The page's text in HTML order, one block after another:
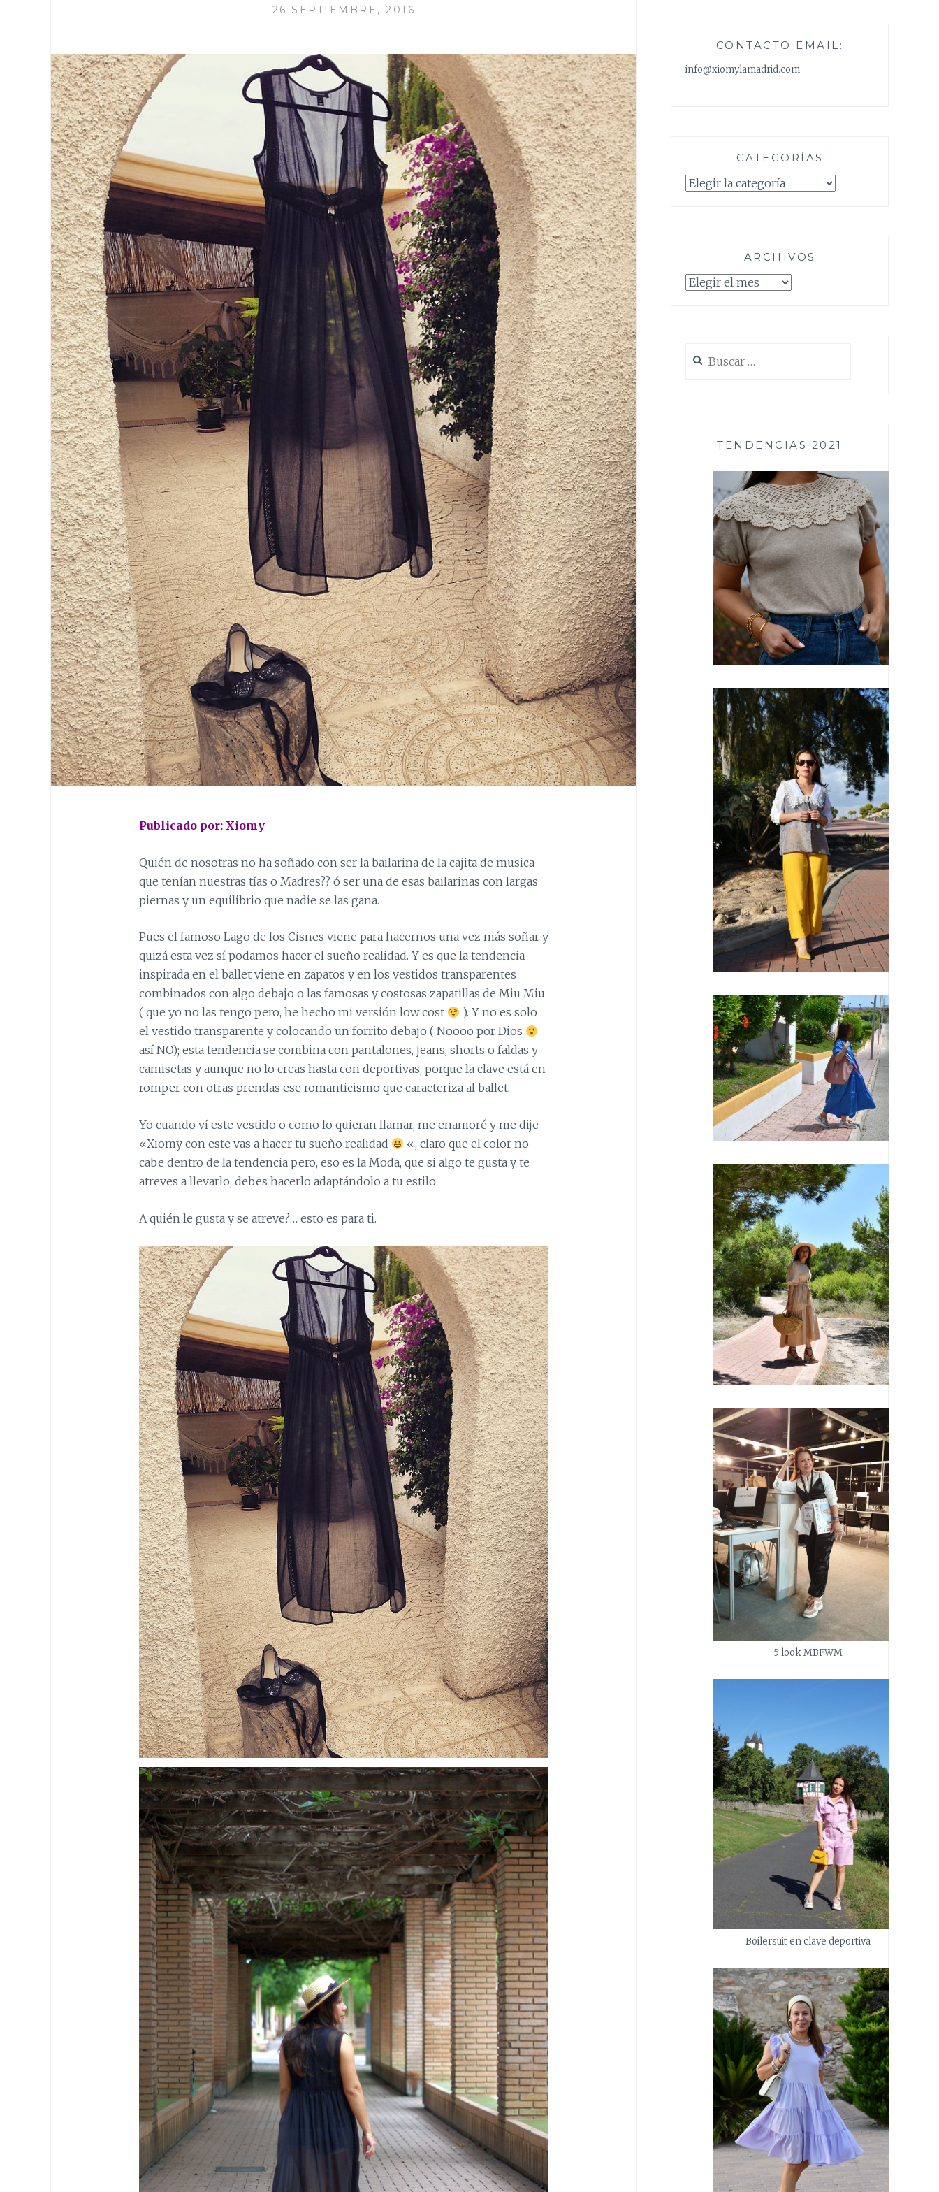
26 SEPTIEMBRE, 2016
Publicado por: Xiomy
Quién de nosotras no ha soñado con ser la bailarina de la cajita de musica
que tenían nuestras tías o Madres?? ó ser una de esas bailarinas con largas
piernas y un equilibrio que nadie se las gana.
Pues el famoso Lago de los Cisnes viene para hacernos una vez más soñar y
quizá esta vez sí podamos hacer el sueño realidad. Y es que la tendencia
inspirada en el ballet viene en zapatos y en los vestidos transparentes
combinados con algo debajo o las famosas y costosas zapatillas de Miu Miu
( que yo no las tengo pero, he hecho mi versión low cost
). Y no es solo
el vestido transparente y colocando un forrito debajo ( Noooo por Dios
así NO); esta tendencia se combina con pantalones, jeans, shorts o faldas y
camisetas y aunque no lo creas hasta con deportivas, porque la clave está en
romper con otras prendas ese romanticismo que caracteriza al ballet.
Yo cuando ví este vestido o como lo quieran llamar, me enamoré y me dije
«Xiomy con este vas a hacer tu sueño realidad
«, claro que el color no
cabe dentro de la tendencia pero, eso es la Moda, que si algo te gusta y te
atreves a llevarlo, debes hacerlo adaptándolo a tu estilo.
A quién le gusta y se atreve?… esto es para ti.
CONTACTO EMAIL:
info@xiomylamadrid.com
CATEGORÍAS
Categorías
ARCHIVOS
Archivos
TENDENCIAS 2021
5 look MBFWM
Boilersuit en clave deportiva